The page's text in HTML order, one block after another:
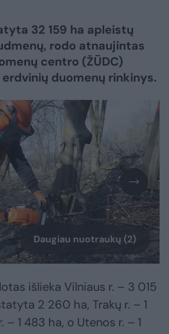
32 159 ha apleistų
rodo atnaujintas
centro (ŽŪDC)
duomenų rinkinys.
Daugiau nuotraukų (2)
išlieka Vilniaus r. – 3 015
2 260 ha, Trakų r. – 1
– 1 483 ha, o Utenos r. – 1